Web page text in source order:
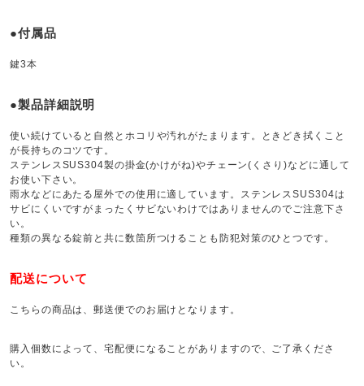
●付属品
鍵3本
●製品詳細説明
使い続けていると自然とホコリや汚れがたまります。ときどき拭くこと
が長持ちのコツです。
ステンレスSUS304製の掛金(かけがね)やチェーン(くさり)などに通して
お使い下さい。
雨水などにあたる屋外での使用に適しています。ステンレスSUS304は
サビにくいですがまったくサビないわけではありませんのでご注意下さ
い。
種類の異なる錠前と共に数箇所つけることも防犯対策のひとつです。
配送について
こちらの商品は、郵送便でのお届けとなります。
購入個数によって、宅配便になることがありますので、ご了承くださ
い。